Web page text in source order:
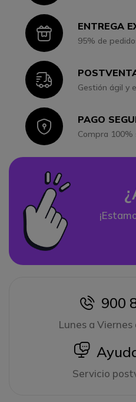
IconENTREGA
95% de
IconGestión ágil y
IconPAGO
Compra 100%
icon
900
Lunes a
icon
Servicio